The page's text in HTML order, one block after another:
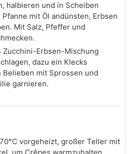
halbieren und in Scheiben
mit Öl andünsten, Erbsen
Mit Salz, Pfeffer und
Zucchini-Erbsen-Mischung
dazu ein Klecks
Belieben mit Sprossen und
garnieren.
vorgeheizt, großer Teller mit